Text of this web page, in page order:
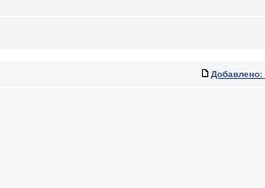
Добавлено: